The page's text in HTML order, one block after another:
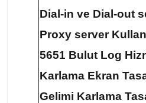
Dial-in ve Dial-out
Proxy server
5651 Bulut Log
Karlama Ekran
Gelimi Karlama